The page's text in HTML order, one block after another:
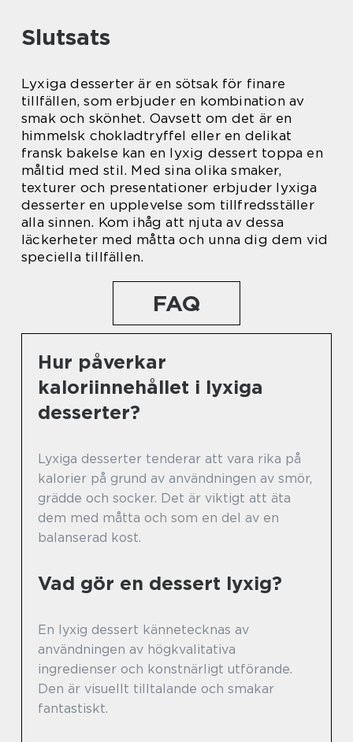
Slutsats
Lyxiga desserter är en sötsak för finare
tillfällen, som erbjuder en kombination av
smak och skönhet. Oavsett om det är en
himmelsk chokladtryffel eller en delikat
fransk bakelse kan en lyxig dessert toppa en
måltid med stil. Med sina olika smaker,
texturer och presentationer erbjuder lyxiga
desserter en upplevelse som tillfredsställer
alla sinnen. Kom ihåg att njuta av dessa
läckerheter med måtta och unna dig dem vid
speciella tillfällen.
FAQ
Hur påverkar
kaloriinnehållet i lyxiga
desserter?
Lyxiga desserter tenderar att vara rika på
kalorier på grund av användningen av smör,
grädde och socker. Det är viktigt att äta
dem med måtta och som en del av en
balanserad kost.
Vad gör en dessert lyxig?
En lyxig dessert kännetecknas av
användningen av högkvalitativa
ingredienser och konstnärligt utförande.
Den är visuellt tilltalande och smakar
fantastiskt.